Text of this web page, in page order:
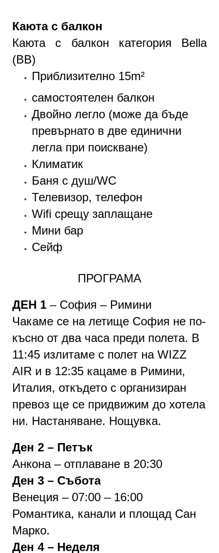
Каюта с балкон
Каюта с балкон категория Bella
(BB)
Приблизително 15m²
самостоятелен балкон
Двойно легло (може да бъде
превърнато в две единични
легла при поискване)
Климатик
Баня с душ/WC
Телевизор, телефон
Wifi срещу заплащане
Мини бар
Сейф
ПРОГРАМА
ДЕН 1 – София – Римини
Чакаме се на летище София не по-
късно от два часа преди полета. В
11:45 излитаме с полет на WIZZ
AIR и в 12:35 кацаме в Римини,
Италия, откъдето с организиран
превоз ще се придвижим до хотела
ни. Настаняване. Нощувка.
Ден 2 – Петък
Анкона – отплаване в 20:30
Ден 3 – Събота
Венеция – 07:00 – 16:00
Романтика, канали и площад Сан
Марко.
Ден 4 – Неделя